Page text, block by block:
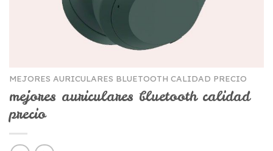
MEJORES AURICULARES BLUETOOTH CALIDAD PRECIO
mejores auriculares bluetooth calidad
precio